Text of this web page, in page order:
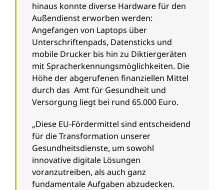
hinaus konnte diverse Hardware für den
Außendienst erworben werden:
Angefangen von Laptops über
Unterschriftenpads, Datensticks und
mobile Drucker bis hin zu Diktiergeräten
mit Spracherkennungsmöglichkeiten. Die
Höhe der abgerufenen finanziellen Mittel
durch das Amt für Gesundheit und
Versorgung liegt bei rund 65.000 Euro.
„Diese EU-Fördermittel sind entscheidend
für die Transformation unserer
Gesundheitsdienste, um sowohl
innovative digitale Lösungen
voranzutreiben, als auch ganz
fundamentale Aufgaben abzudecken.